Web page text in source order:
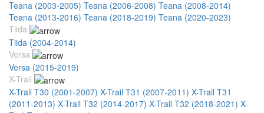
Teana (2003-2005) Teana (2006-2008) Teana (2008-2014)
Teana (2013-2016) Teana (2018-2019) Teana (2020-2023)
Tiida
Tiida (2004-2014)
Versa
Versa (2015-2019)
X-Trail
X-Trail T30 (2001-2007) X-Trail T31 (2007-2011) X-Trail T31
(2011-2013) X-Trail T32 (2014-2017) X-Trail T32 (2018-2021) X-